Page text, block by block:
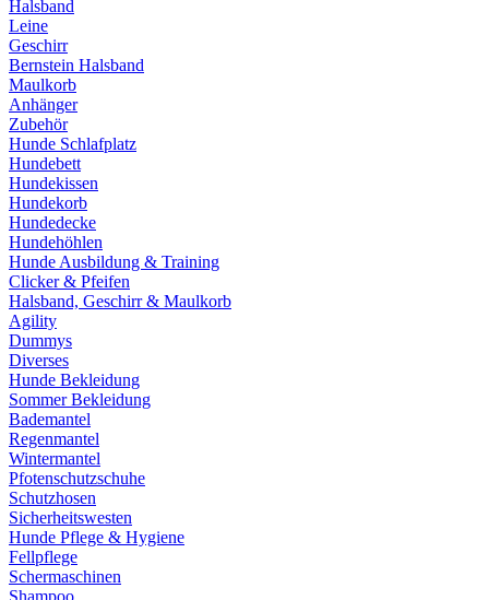
Halsband
Leine
Geschirr
Bernstein Halsband
Maulkorb
Anhänger
Zubehör
Hunde Schlafplatz
Hundebett
Hundekissen
Hundekorb
Hundedecke
Hundehöhlen
Hunde Ausbildung & Training
Clicker & Pfeifen
Halsband, Geschirr & Maulkorb
Agility
Dummys
Diverses
Hunde Bekleidung
Sommer Bekleidung
Bademantel
Regenmantel
Wintermantel
Pfotenschutzschuhe
Schutzhosen
Sicherheitswesten
Hunde Pflege & Hygiene
Fellpflege
Schermaschinen
Shampoo